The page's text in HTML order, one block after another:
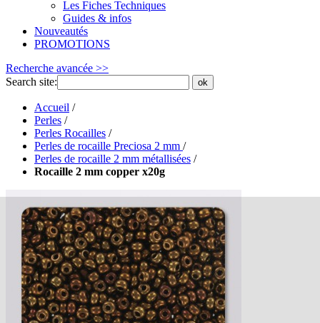
Les Fiches Techniques
Guides & infos
Nouveautés
PROMOTIONS
Recherche avancée >>
Search site:
ok
Accueil /
Perles /
Perles Rocailles /
Perles de rocaille Preciosa 2 mm /
Perles de rocaille 2 mm métallisées /
Rocaille 2 mm copper x20g